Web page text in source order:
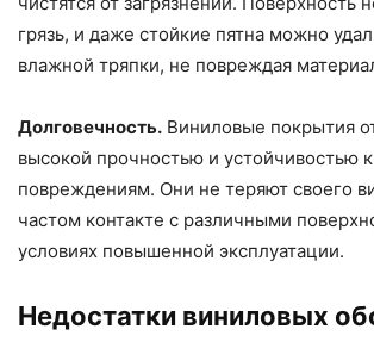
грязь, и даже стойкие пятна можно
влажной тряпки, не повреждая
Долговечность. Виниловые покрытия
высокой прочностью и устойчивостью
повреждениям. Они не теряют своего
частом контакте с различными
условиях повышенной эксплуатации.
Недостатки виниловых